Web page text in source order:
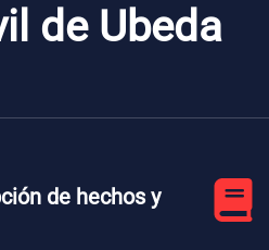
de Ubeda
de hechos y